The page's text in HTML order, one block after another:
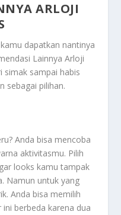
ARLOJI
dapatkan nantinya
Lainnya Arloji
simak sampai habis
sebagai pilihan.
Anda bisa mencoba
aktivitasmu. Pilih
looks kamu tampak
Namun untuk yang
Anda bisa memilih
berbeda karena dua